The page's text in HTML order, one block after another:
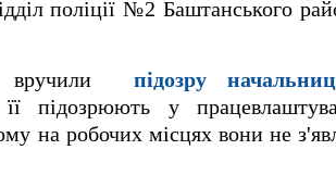
поліції №2 Баштанського
вручили підозру
у
на робочих місцях вони не